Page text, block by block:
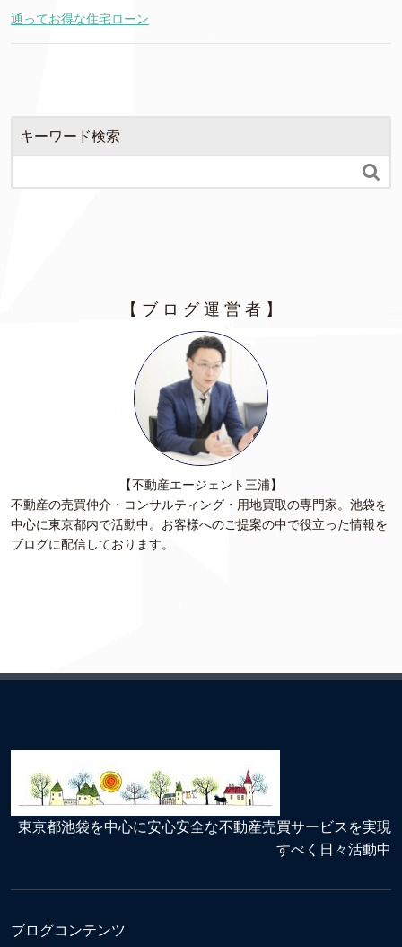
通ってお得な住宅ローン
キーワード検索

【 ブ ロ グ 運 営 者 】
【不動産エージェント三浦】
不動産の売買仲介・コンサルティング・用地買取の専門家。池袋を
中心に東京都内で活動中。お客様へのご提案の中で役立った情報を
ブログに配信しております。
東京都池袋を中心に安心安全な不動産売買サービスを実現
すべく日々活動中
ブログコンテンツ